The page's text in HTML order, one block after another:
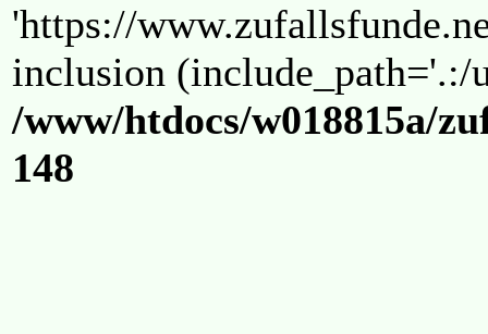
'https://
inclusion (include_path='.:/
/www/htdocs/w018815a/
148